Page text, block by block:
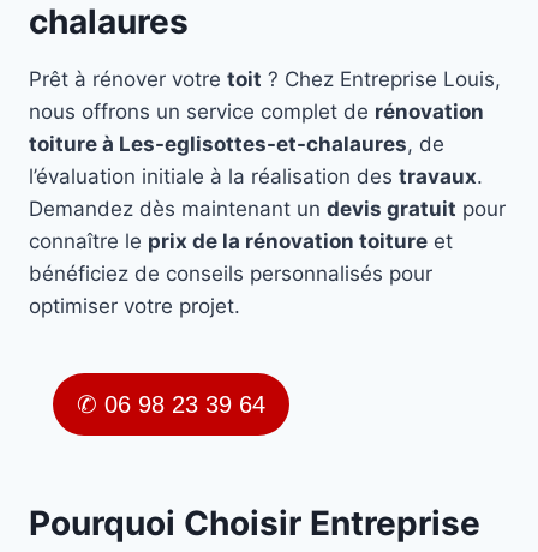
chalaures
Prêt à rénover votre toit ? Chez Entreprise Louis,
nous offrons un service complet de rénovation
toiture à Les-eglisottes-et-chalaures, de
l’évaluation initiale à la réalisation des travaux.
Demandez dès maintenant un devis gratuit pour
connaître le prix de la rénovation toiture et
bénéficiez de conseils personnalisés pour
optimiser votre projet.
✆ 06 98 23 39 64
Pourquoi Choisir Entreprise